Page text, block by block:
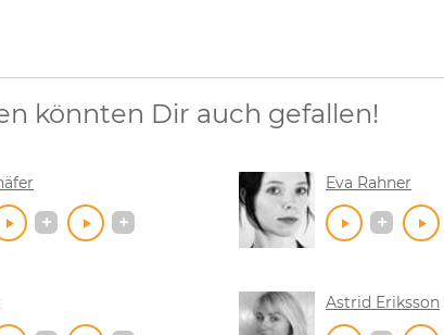
könnten Dir auch gefallen!
Eva Rahner
Astrid Eriksson